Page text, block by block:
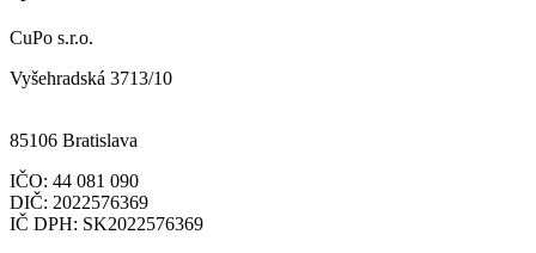
CuPo s.r.o.
Vyšehradská 3713/10
85106 Bratislava
IČO: 44 081 090
DIČ: 2022576369
IČ DPH: SK2022576369